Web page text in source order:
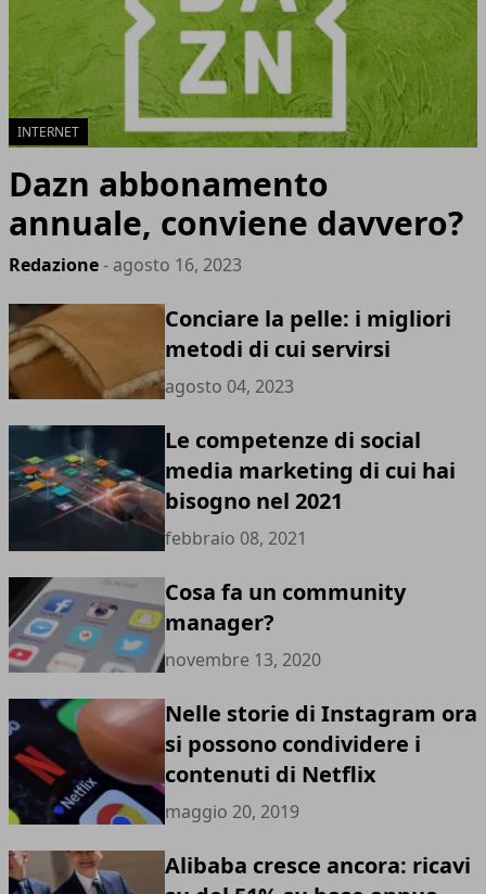
INTERNET
Dazn abbonamento
annuale, conviene davvero?
Redazione- agosto 16, 2023
Conciare la pelle: i migliori
metodi di cui servirsi
agosto 04, 2023
Le competenze di social
media marketing di cui hai
bisogno nel 2021
febbraio 08, 2021
Cosa fa un community
manager?
novembre 13, 2020
Nelle storie di Instagram ora
si possono condividere i
contenuti di Netflix
maggio 20, 2019
Alibaba cresce ancora: ricavi